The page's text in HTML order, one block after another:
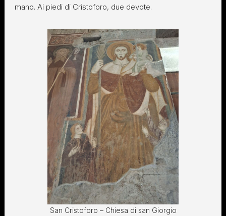
mano. Ai piedi di Cristoforo, due devote.
San Cristoforo – Chiesa di san Giorgio